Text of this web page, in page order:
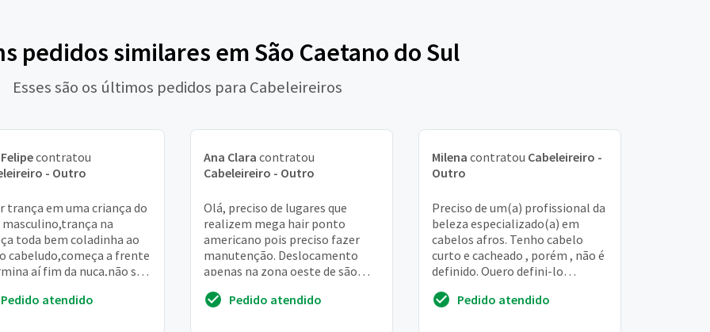
pedidos similares em São Caetano do Sul
Esses são os últimos pedidos para Cabeleireiros
contratou
- Outro
trança em uma criança do
masculino,trança na
toda bem coladinha ao
cabeludo,começa a frente
aí fim da nuca,não sei
o cabe...
Pedido atendido
Ana Clara contratou
Cabeleireiro - Outro
Olá, preciso de lugares que
realizem mega hair ponto
americano pois preciso fazer
manutenção. Deslocamento
apenas na zona oeste de são
Pedido atendido
Milena contratou Cabeleireiro -
Outro
Preciso de um(a) profissional da
beleza especializado(a) em
cabelos afros. Tenho cabelo
curto e cacheado , porém , não é
definido. Quero defini-lo
de saber o or...
Pedido atendido